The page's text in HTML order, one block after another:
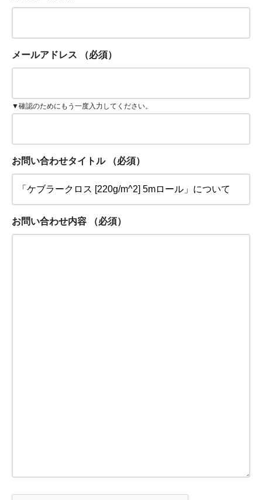
メールアドレス （必須）
▼確認のためにもう一度入力してください。
お問い合わせタイトル （必須）
お問い合わせ内容 （必須）